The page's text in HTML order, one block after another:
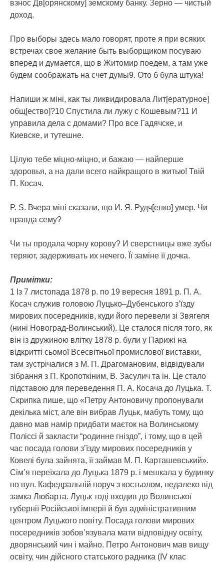
взнос Дв[орянскому] земскому банку. Зерно — чистый
доход.
Про выборы здесь мало говорят, проте я при всяких
встречах свое желание быть выборщиком посуваю
вперед и думается, що в Житомир поедем, а там уже
будем соображать на счет думы9. Ото б була штука!
Напиши ж міні, как ты ликвидировала Лит[ературное]
общ[ество]?10 Спустила ли лужу с Кошевым?11 И
управила дела с домами? Про все Гадячске, и
Киевске, и тутешне.
Цілую тебе міцно-міцно, и бажаю — найперше
здоровья, а на дали всего найкращого в житью! Твій
П. Косач.
P. S. Вчера міні сказали, що И. Я. Рудч[енко] умер. Чи
правда сему?
Чи ты продала чорну корову? И сверстницы вже зубы
теряют, задерживать их нечего. Її заміне її дочка.
Примітки:
1 Із 7 листопада 1878 р. по 19 вересня 1891 р. П. А.
Косач служив головою Луцько–Дубенського з’їзду
мирових посередників, куди його перевели зі Звягеля
(нині Новоград-Волинський). Це сталося після того, як
він із дружиною влітку 1878 р. були у Парижі на
відкритті сьомої Всесвітньої промислової виставки,
там зустрічалися з М. П. Драгомановим, відвідували
зібрання з П. Кропоткіним, В. Засулич та ін. Це стало
підставою для переведення П. А. Косача до Луцька. Т.
Скрипка пише, що «Петру Антоновичу пропонували
декілька міст, але він вибрав Луцьк, мабуть тому, що
давно мав намір придбати маєток на Волинському
Поліссі й закласти “родинне гніздо”, і тому, що в цей
час посада голови з’їзду мирових посередників у
Ковелі була зайнята, її займав М. П. Карташевський».
Сім’я переїхала до Луцька 1879 р. і мешкала у будинку
по вул. Кафедральній поруч з костьолом, недалеко від
замка Любарта. Луцьк тоді входив до Волинської
губернії Російської імперії й був адміністративним
центром Луцького повіту. Посада голови мирових
посередників зобов’язувала мати відповідну освіту,
дворянський чин і майно. Петро Антонович мав вищу
освіту, чин дійсного статського радника (ІV клас